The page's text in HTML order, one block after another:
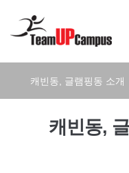
캐빈동, 글램핑동 소개
캐빈동,